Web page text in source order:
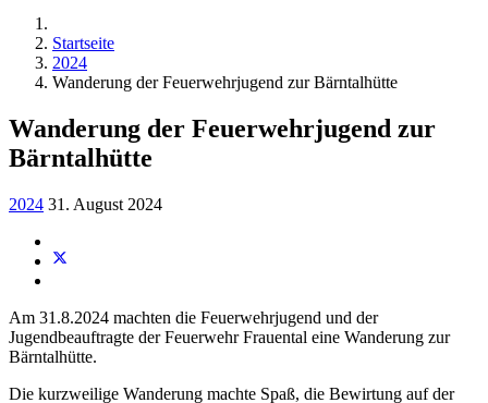
Startseite
2024
Wanderung der Feuerwehrjugend zur Bärntalhütte
Wanderung der Feuerwehrjugend zur
Bärntalhütte
2024 31. August 2024
Am 31.8.2024 machten die Feuerwehrjugend und der
Jugendbeauftragte der Feuerwehr Frauental eine Wanderung zur
Bärntalhütte.
Die kurzweilige Wanderung machte Spaß, die Bewirtung auf der